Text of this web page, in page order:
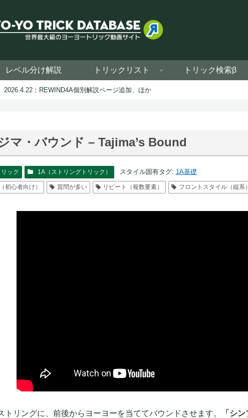
レベル分け解説 トリックリスト トリック検索β
2026.4.22：REWIND4A個別解説ページ追加、ほか
マ・バウンド – Tajima’s Bound
ック 1A（ストリングトリック） スタイル固有タグ: 1A基礎
初心者向け） 質問が多い リピート（複数要素） フロントスタイル（縦系）
トリングに、前後からヨーヨーを当ててバウンドさせます。
「シ